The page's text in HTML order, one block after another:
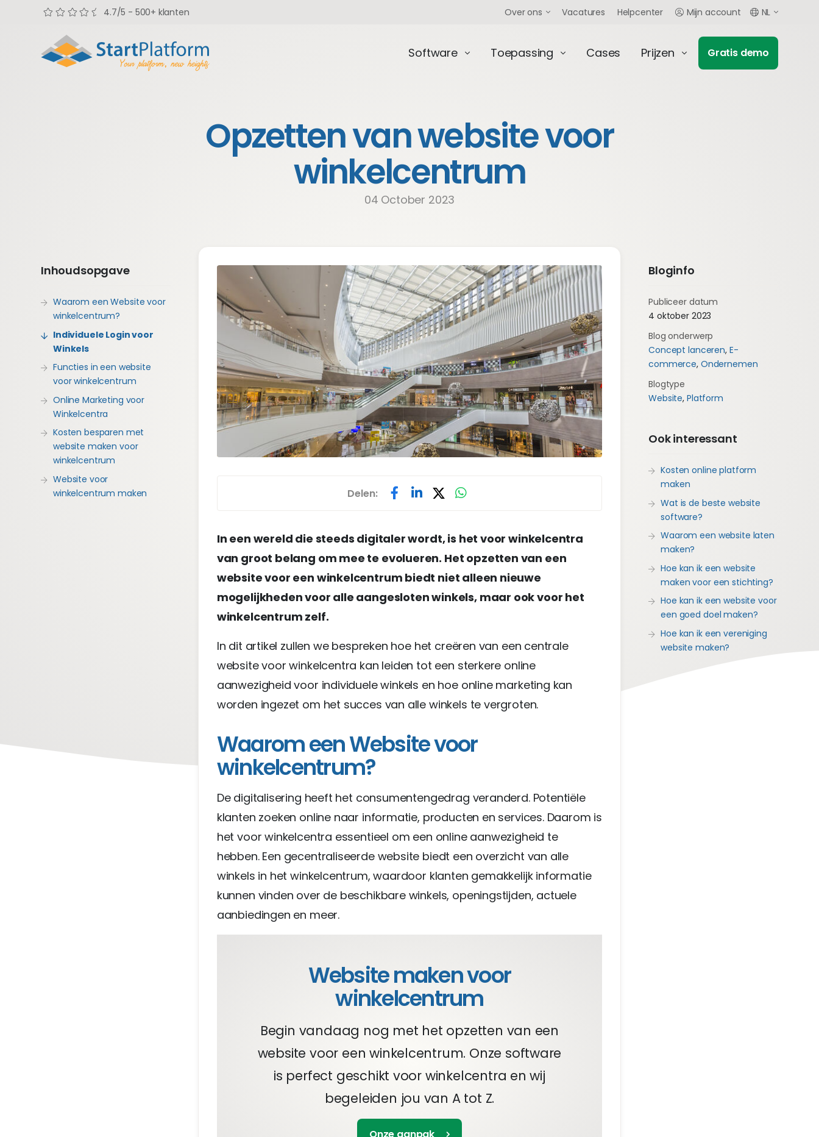
Opzetten van website voor
winkelcentrum
04 October 2023
Inhoudsopgave
Waarom een Website voor
winkelcentrum?
Individuele Login voor
Winkels
Functies in een website
voor winkelcentrum
Online Marketing voor
Winkelcentra
Kosten besparen met
website maken voor
winkelcentrum
Website voor
winkelcentrum maken
Delen:
In een wereld die steeds digitaler wordt, is het voor winkelcentra
van groot belang om mee te evolueren. Het opzetten van een
website voor een winkelcentrum biedt niet alleen nieuwe
mogelijkheden voor alle aangesloten winkels, maar ook voor het
winkelcentrum zelf.
In dit artikel zullen we bespreken hoe het creëren van een centrale
website voor winkelcentra kan leiden tot een sterkere online
aanwezigheid voor individuele winkels en hoe online marketing kan
worden ingezet om het succes van alle winkels te vergroten.
Waarom een Website voor
winkelcentrum?
De digitalisering heeft het consumentengedrag veranderd. Potentiële
klanten zoeken online naar informatie, producten en services. Daarom is
het voor winkelcentra essentieel om een online aanwezigheid te
hebben. Een gecentraliseerde website biedt een overzicht van alle
winkels in het winkelcentrum, waardoor klanten gemakkelijk informatie
kunnen vinden over de beschikbare winkels, openingstijden, actuele
aanbiedingen en meer.
Website maken voor
winkelcentrum
Begin vandaag nog met het opzetten van een
website voor een winkelcentrum. Onze software
is perfect geschikt voor winkelcentra en wij
begeleiden jou van A tot Z.
Bloginfo
Publiceer datum
4 oktober 2023
Blog onderwerp
Concept lanceren, E-
commerce, Ondernemen
Blogtype
Website, Platform
Ook interessant
Kosten online platform
maken
Wat is de beste website
software?
Waarom een website laten
maken?
Hoe kan ik een website
maken voor een stichting?
Hoe kan ik een website voor
een goed doel maken?
Hoe kan ik een vereniging
website maken?
4.7/5 - 500+ klanten Over ons Vacatures Helpcenter Mijn account NL
Software Toepassing Cases Prijzen Gratis demo